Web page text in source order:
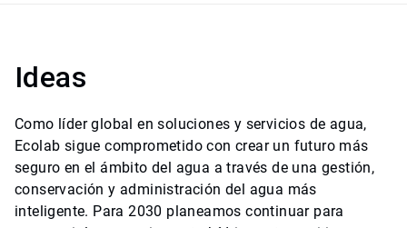
Ideas
Como líder global en soluciones y servicios de agua,
Ecolab sigue comprometido con crear un futuro más
seguro en el ámbito del agua a través de una gestión,
conservación y administración del agua más
inteligente. Para 2030 planeamos continuar para